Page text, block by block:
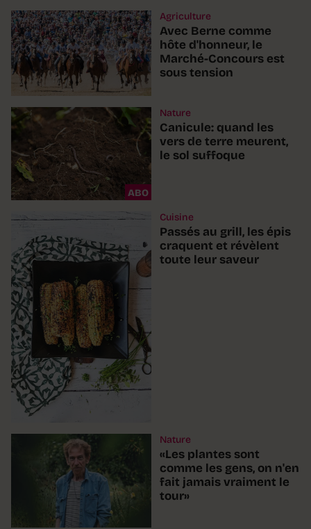
Agriculture
Avec Berne comme
hôte d'honneur, le
Marché-Concours est
sous tension
ABO
Nature
Canicule: quand les
vers de terre meurent,
le sol suffoque
Cuisine
Passés au grill, les épis
craquent et révèlent
toute leur saveur
Nature
«Les plantes sont
comme les gens, on n'en
fait jamais vraiment le
tour»